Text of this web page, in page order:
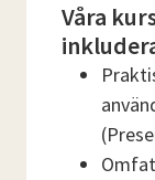
Våra